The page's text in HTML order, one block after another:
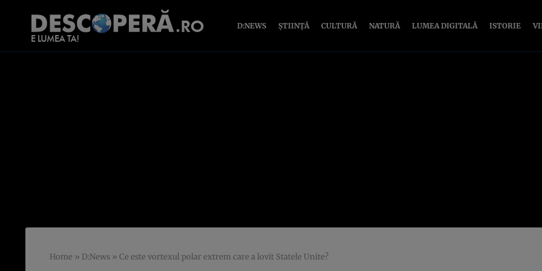
D:NEWS ȘTIINȚĂ CULTURĂ NATURĂ LUMEA DIGITALĂ ISTORIE
Home » D:News » Ce este vortexul polar extrem care a lovit Statele Unite?